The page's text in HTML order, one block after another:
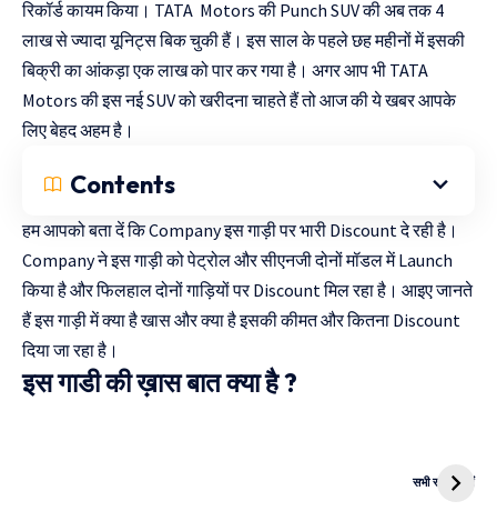
रिकॉर्ड कायम किया। TATA Motors की Punch SUV की अब तक 4
लाख से ज्यादा यूनिट्स बिक ​​चुकी हैं। इस साल के पहले छह महीनों में इसकी
बिक्री का आंकड़ा एक लाख को पार कर गया है। अगर आप भी TATA
Motors की इस नई SUV को खरीदना चाहते हैं तो आज की ये खबर आपके
लिए बेहद अहम है।
Contents
हम आपको बता दें कि Company इस गाड़ी पर भारी Discount दे रही है।
Company ने इस गाड़ी को पेट्रोल और सीएनजी दोनों मॉडल में Launch
किया है और फिलहाल दोनों गाड़ियों पर Discount मिल रहा है। आइए जानते
हैं इस गाड़ी में क्या है खास और क्या है इसकी कीमत और कितना Discount
दिया जा रहा है।
इस गाडी की ख़ास बात क्या है ?
सभी स्टोरी देखें
Kanya Vivah